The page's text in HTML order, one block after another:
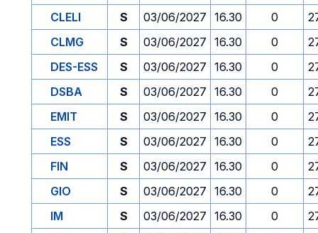
CLELI S 03/06/2027 16.30 0
CLMG
S 03/06/2027 16.30 0
DES-ESS
S 03/06/2027 16.30 0
DSBA
S 03/06/2027 16.30 0
EMIT
S 03/06/2027 16.30 0
ESS
S 03/06/2027 16.30 0
FIN
S 03/06/2027 16.30 0
GIO
S 03/06/2027 16.30 0
IM
S 03/06/2027 16.30 0